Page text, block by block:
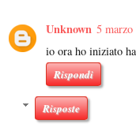
Unknown 5
io ora ho iniziato
Rispondi
Risposte